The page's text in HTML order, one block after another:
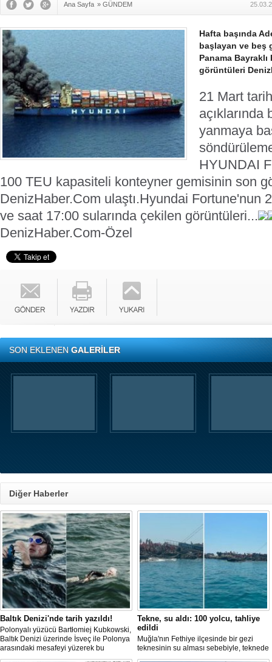
Ana Sayfa » GÜNDEM
Hafta başında
başlayan ve beş
Panama
görüntüleri
21 Mart
yanmaya
HYUNDAI
100 TEU kapasiteli konteyner gemisinin son
DenizHaber.Com ulaştı.Hyundai Fortune'nun
ve saat 17:00 sularında çekilen görüntüleri...
DenizHaber.Com-Özel
SON EKLENENGALERİLER
Diğer Haberler
Baltık Denizi'nde tarih yazıldı!
Polonyalı yüzücü Bartłomiej Kubkowski,
Baltık Denizi üzerinde İsveç ile Polonya
arasındaki mesafeyi yüzerek bu
başarının ilk örneği olarak tarihe geçti.
Tekne, su aldı: 100 yolcu, tahliye
edildi
Muğla'nın Fethiye ilçesinde bir gezi
teknesinin su alması sebebiyle, teknede
bulunan 100 yolcu tahliye edildi,